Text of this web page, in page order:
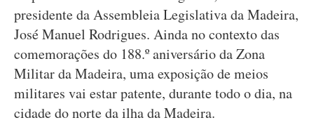
presidente da Assembleia Legislativa da Madeira,
José Manuel Rodrigues. Ainda no contexto das
comemorações do 188.º aniversário da Zona
Militar da Madeira, uma exposição de meios
militares vai estar patente, durante todo o dia, na
cidade do norte da ilha da Madeira.